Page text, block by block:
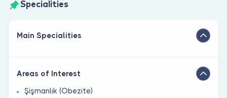
Specialities
Main Specialities
Areas of Interest
Şişmanlık (Obezite)